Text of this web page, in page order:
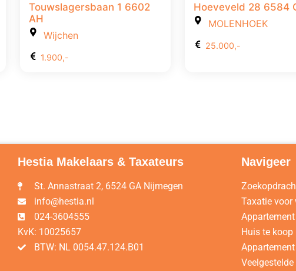
Touwslagersbaan 1 6602
AH
Wijchen
1.900,-
Hoeveveld 28 6584
MOLENHOEK
25.000,-
Hestia Makelaars & Taxateurs
St. Annastraat 2, 6524 GA Nijmegen
info@hestia.nl
024-3604555
KvK: 10025657
BTW: NL 0054.47.124.B01
Navigeer
Taxatie voor
Huis te koop
Veelgestelde